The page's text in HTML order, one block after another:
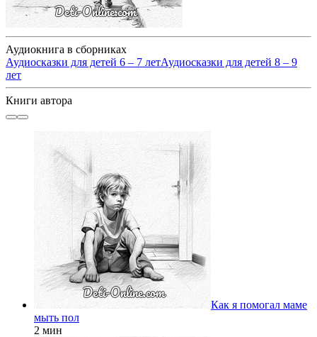
Аудиокнига в сборниках
Аудиосказки для детей 6 – 7 летАудиосказки для детей 8 – 9
лет
Книги автора
Как я помогал маме
мыть пол
2 мин